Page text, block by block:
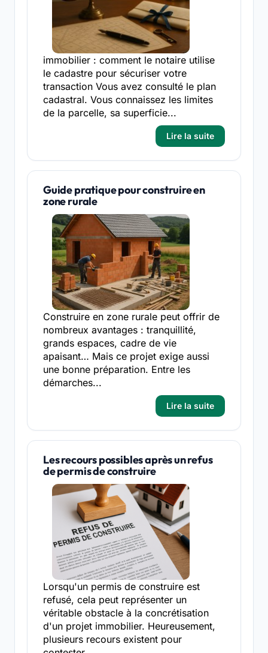
immobilier : comment le notaire utilise
le cadastre pour sécuriser votre
transaction Vous avez consulté le plan
cadastral. Vous connaissez les limites
de la parcelle, sa superficie...
Lire la suite
Guide pratique pour construire en
zone rurale
Construire en zone rurale peut offrir de
nombreux avantages : tranquillité,
grands espaces, cadre de vie
apaisant… Mais ce projet exige aussi
une bonne préparation. Entre les
démarches...
Lire la suite
Les recours possibles après un refus
de permis de construire
Lorsqu'un permis de construire est
refusé, cela peut représenter un
véritable obstacle à la concrétisation
d'un projet immobilier. Heureusement,
plusieurs recours existent pour